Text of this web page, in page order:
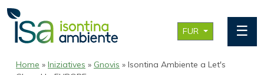
FUR ☰
Home » Iniziatives » Gnovis » Isontina Ambiente a Let's